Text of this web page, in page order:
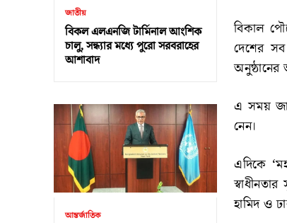
জাতীয়
বিকল এলএনজি টার্মিনাল আংশিক
চালু, সন্ধ্যার মধ্যে পুরো সরবরাহের
আশাবাদ
আন্তর্জাতিক
বিকাল
দেশের সব
এ সময়
নেন।
এদিকে
হামিদ ও